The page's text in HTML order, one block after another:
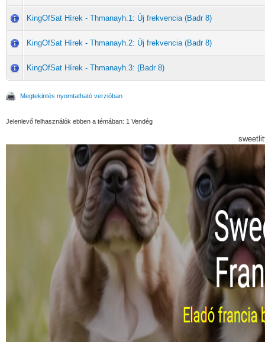
KingOfSat Hírek - Thmanayh.1: Új frekvencia (Badr 8)
KingOfSat Hírek - Thmanayh.2: Új frekvencia (Badr 8)
KingOfSat Hírek - Thmanayh.3: (Badr 8)
Megtekintés nyomtatható verzióban
Jelenlevő felhasználók ebben a témában: 1 Vendég